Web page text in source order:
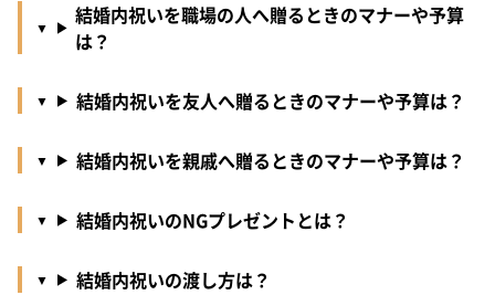
結婚内祝いを職場の人へ贈るときのマナーや予算
は？
結婚内祝いを友人へ贈るときのマナーや予算は？
結婚内祝いを親戚へ贈るときのマナーや予算は？
結婚内祝いのNGプレゼントとは？
結婚内祝いの渡し方は？